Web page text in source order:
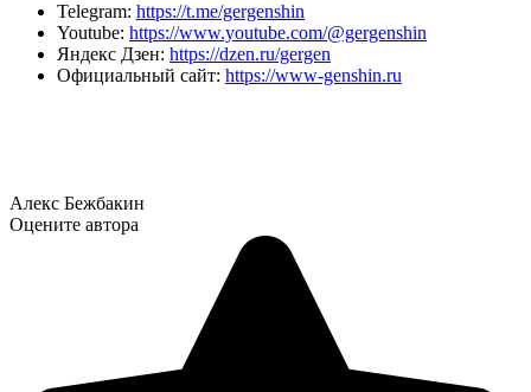
Telegram: https://t.me/gergenshin
Youtube: https://www.youtube.com/@gergenshin
Яндекс Дзен: https://dzen.ru/gergen
Официальный сайт: https://www-genshin.ru
Алекс Бежбакин
Оцените автора